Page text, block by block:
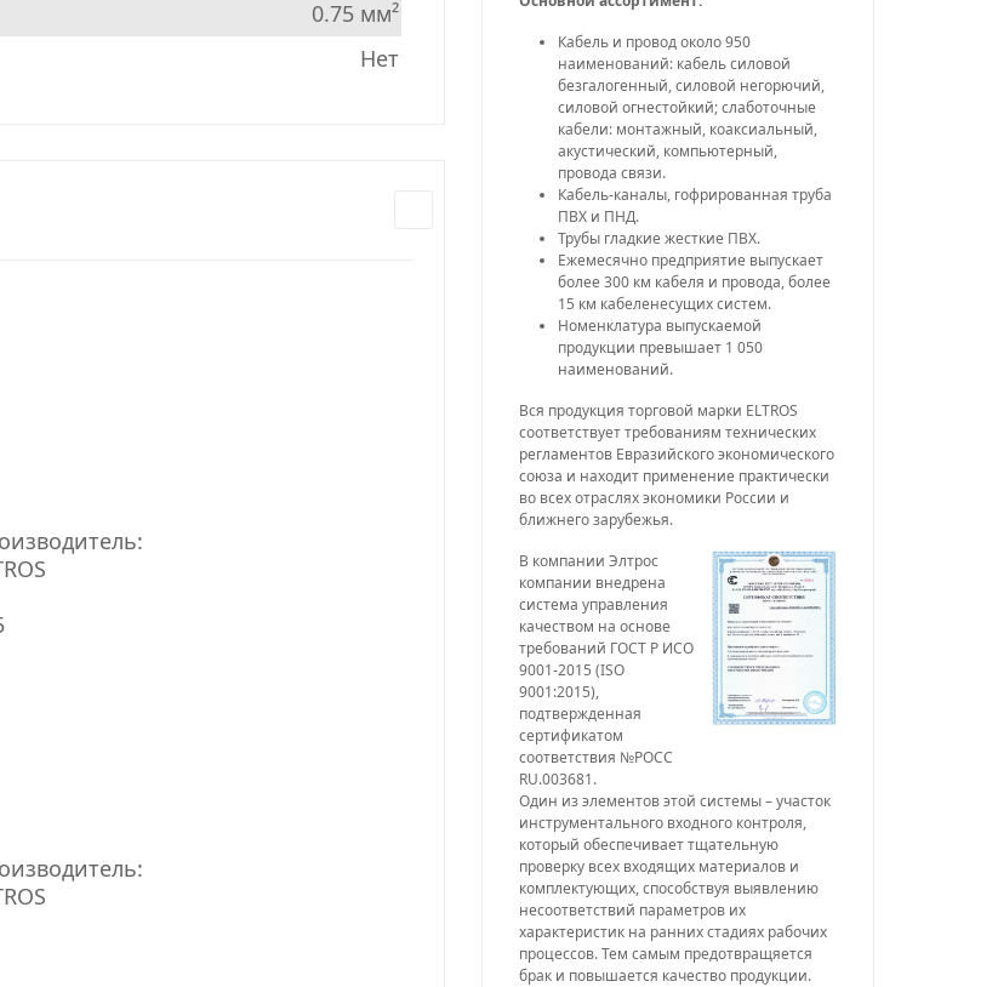
0.75 мм²
Нет
Кабель и провод около 950
наименований: кабель силовой
безгалогенный, силовой негорючий,
силовой огнестойкий; слаботочные
кабели: монтажный, коаксиальный,
акустический, компьютерный,
провода связи.
Кабель-каналы, гофрированная труба
ПВХ и ПНД.
Трубы гладкие жесткие ПВХ.
Ежемесячно предприятие выпускает
более 300 км кабеля и провода, более
15 км кабеленесущих систем.
Номенклатура выпускаемой
продукции превышает 1 050
наименований.
Вся продукция торговой марки ELTROS
соответствует требованиям технических
регламентов Евразийского экономического
союза и находит применение практически
во всех отраслях экономики России и
ближнего зарубежья.
В компании Элтрос
компании внедрена
система управления
качеством на основе
требований ГОСТ Р ИСО
9001-2015 (ISO
9001:2015),
подтвержденная
сертификатом
соответствия №РОСС
RU.003681.
Один из элементов этой системы – участок
инструментального входного контроля,
который обеспечивает тщательную
проверку всех входящих материалов и
комплектующих, способствуя выявлению
несоответствий параметров их
характеристик на ранних стадиях рабочих
процессов. Тем самым предотвращяется
брак и повышается качество продукции.